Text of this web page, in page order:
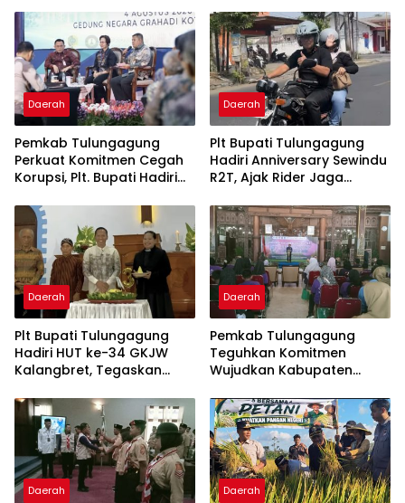
Daerah
Pemkab Tulungagung
Perkuat Komitmen Cegah
Korupsi, Plt. Bupati Hadiri
Daerah
Plt Bupati Tulungagung
Hadiri Anniversary Sewindu
R2T, Ajak Rider Jaga
Tulungagung”
Daerah
Plt Bupati Tulungagung
Hadiri HUT ke-34 GKJW
Kalangbret, Tegaskan
Kerukunan
Daerah
Pemkab Tulungagung
Teguhkan Komitmen
Wujudkan Kabupaten
Anak 2026
Daerah Daerah